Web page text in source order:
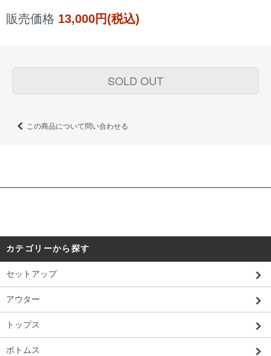
販売価格 13,000円(税込)
SOLD OUT
この商品について問い合わせる
カテゴリーから探す
セットアップ
アウター
トップス
ボトムス